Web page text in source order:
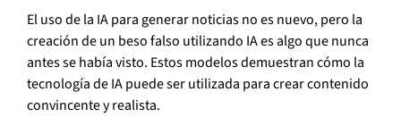
El uso de la IA para generar noticias no es nuevo, pero la
creación de un beso falso utilizando IA es algo que nunca
antes se había visto. Estos modelos demuestran cómo la
tecnología de IA puede ser utilizada para crear contenido
convincente y realista.